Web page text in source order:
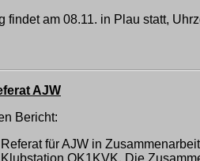
findet am 08.11. in Plau statt,
AJW
Bericht:
für AJW in
OK1KVK. Die